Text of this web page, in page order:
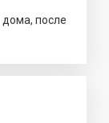
после